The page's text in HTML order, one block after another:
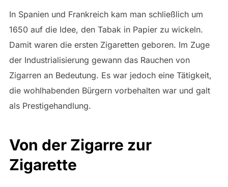
In Spanien und Frankreich kam man schließlich um
1650 auf die Idee, den Tabak in Papier zu wickeln.
Damit waren die ersten Zigaretten geboren. Im Zuge
der Industrialisierung gewann das Rauchen von
Zigarren an Bedeutung. Es war jedoch eine Tätigkeit,
die wohlhabenden Bürgern vorbehalten war und galt
als Prestigehandlung.
Von der Zigarre zur
Zigarette